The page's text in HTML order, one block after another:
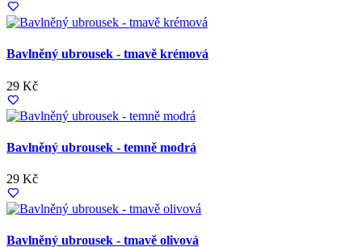
Bavlněný ubrousek - tmavě krémová
29 Kč
Bavlněný ubrousek - temně modrá
29 Kč
Bavlněný ubrousek - tmavě olivová